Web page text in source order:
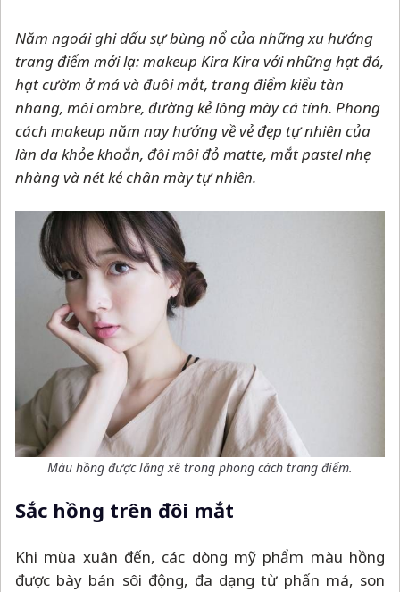
Năm ngoái ghi dấu sự bùng nổ của những xu hướng
trang điểm mới lạ: makeup Kira Kira với những hạt đá,
hạt cườm ở má và đuôi mắt, trang điểm kiểu tàn
nhang, môi ombre, đường kẻ lông mày cá tính. Phong
cách makeup năm nay hướng về vẻ đẹp tự nhiên của
làn da khỏe khoắn, đôi môi đỏ matte, mắt pastel nhẹ
nhàng và nét kẻ chân mày tự nhiên.
Màu hồng được lăng xê trong phong cách trang điểm.
Sắc hồng trên đôi mắt
Khi mùa xuân đến, các dòng mỹ phẩm màu hồng
được bày bán sôi động, đa dạng từ phấn má, son